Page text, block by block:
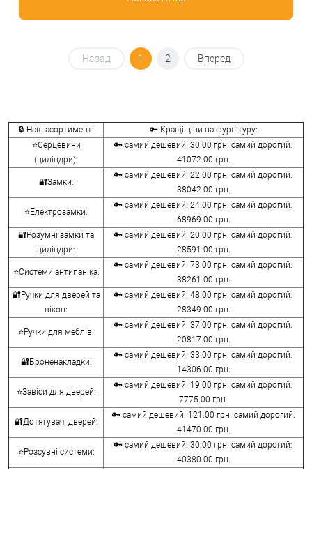
Назад 1 2 Вперед
🔒 Наш асортимент:
🔑 Кращі ціни на фурнітуру:
⭐Серцевини
(циліндри):
🔑 самий дешевий: 30.00 грн. самий дорогий:
41072.00 грн.
🔐Замки:
🔑 самий дешевий: 22.00 грн. самий дорогий:
38042.00 грн.
⭐Електрозамки:
🔑 самий дешевий: 24.00 грн. самий дорогий:
68969.00 грн.
🔐Розумні замки та
циліндри:
🔑 самий дешевий: 20.00 грн. самий дорогий:
28591.00 грн.
⭐Системи антипаніка:
🔑 самий дешевий: 73.00 грн. самий дорогий:
38261.00 грн.
🔐Ручки для дверей та
вікон:
🔑 самий дешевий: 48.00 грн. самий дорогий:
28349.00 грн.
⭐Ручки для меблів:
🔑 самий дешевий: 37.00 грн. самий дорогий:
20817.00 грн.
🔐Броненакладки:
🔑 самий дешевий: 33.00 грн. самий дорогий:
14306.00 грн.
⭐Завіси для дверей:
🔑 самий дешевий: 19.00 грн. самий дорогий:
7775.00 грн.
🔐Дотягувачі дверей:
🔑 самий дешевий: 121.00 грн. самий дорогий:
41470.00 грн.
⭐Розсувні системи:
🔑 самий дешевий: 30.00 грн. самий дорогий:
40380.00 грн.